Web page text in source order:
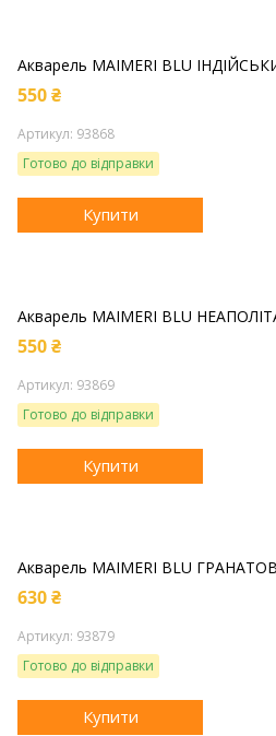
Акварель MAIMERI BLU
550 ₴
93868
Готово до відправки
Купити
Акварель MAIMERI BLU
550 ₴
93869
Готово до відправки
Купити
Акварель MAIMERI BLU
630 ₴
93879
Готово до відправки
Купити